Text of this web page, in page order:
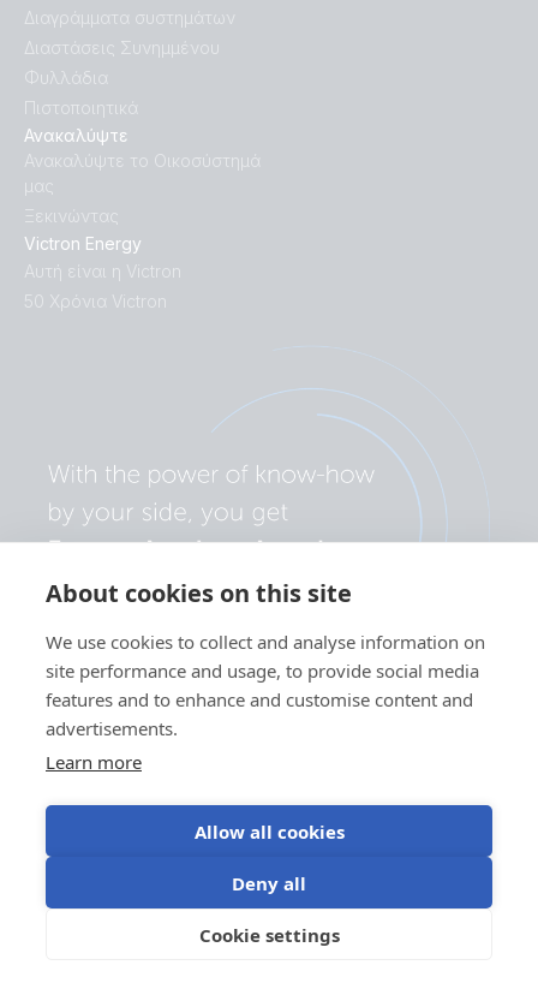
About cookies on this site
We use cookies to collect and analyse information on
site performance and usage, to provide social media
features and to enhance and customise content and
advertisements.
Learn more
Allow all cookies
Deny all
Cookie settings
Ανακαλύψτε
Ανακαλύψτε το Οικοσύστημά
μας
Ξεκινώντας
Victron Energy
Αυτή είναι η Victron
50 Χρόνια Victron
Διαγράμματα συστημάτων
Διαστάσεις Συνημμένου
Φυλλάδια
Πιστοποιητικά
Πολιτική απορρήτου
©Victron Energy 2026